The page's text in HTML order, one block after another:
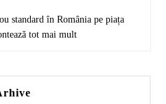
standard în România pe piața
tot mai mult